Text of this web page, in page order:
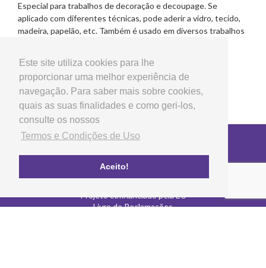
Este site utiliza cookies para lhe
proporcionar uma melhor experiência de
navegação. Para saber mais sobre cookies,
quais as suas finalidades e como geri-los,
consulte os nossos
Termos e Condições de Uso
Aceito!
Especial para trabalhos de decoração e decoupage. Se
aplicado com diferentes técnicas, pode aderir a vidro, tecido,
madeira, papelão, etc. Também é usado em diversos trabalhos
Copyright © 2026 LG Arts Crafts Todos os direitos
Termos e Condições de Uso
FAQ's
Projeto cofinanciado pela EU
Livro de Reclamações